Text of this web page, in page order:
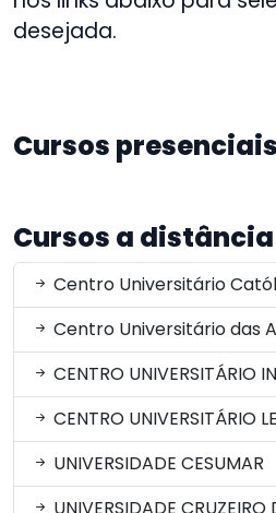
desejada.
Cursos presenciais
Cursos a distância
Centro Universitário
Centro Universitário das
CENTRO UNIVERSITÁRIO
CENTRO UNIVERSITÁRIO
UNIVERSIDADE CESUMAR